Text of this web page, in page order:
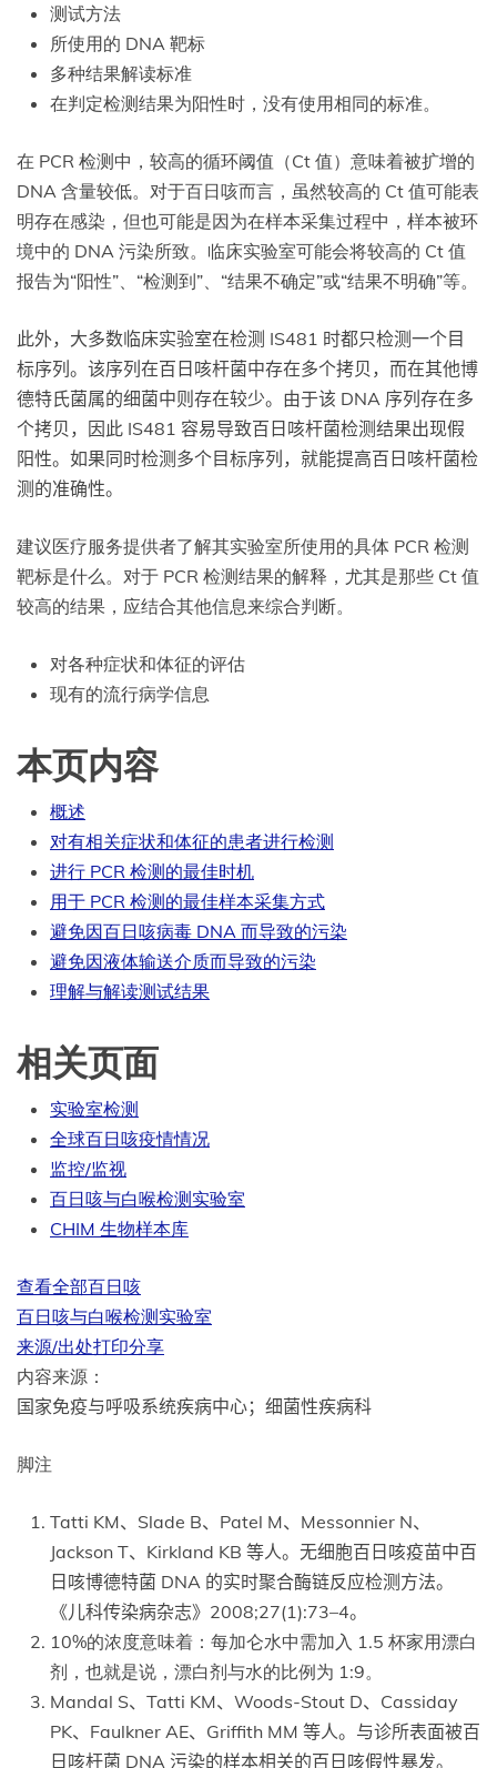
测试方法
所使用的 DNA 靶标
多种结果解读标准
在判定检测结果为阳性时，没有使用相同的标准。
在 PCR 检测中，较高的循环阈值（Ct 值）意味着被扩增的
DNA 含量较低。对于百日咳而言，虽然较高的 Ct 值可能表
明存在感染，但也可能是因为在样本采集过程中，样本被环
境中的 DNA 污染所致。临床实验室可能会将较高的 Ct 值
报告为“阳性”、“检测到”、“结果不确定”或“结果不明确”等。
此外，大多数临床实验室在检测 IS481 时都只检测一个目
标序列。该序列在百日咳杆菌中存在多个拷贝，而在其他博
德特氏菌属的细菌中则存在较少。由于该 DNA 序列存在多
个拷贝，因此 IS481 容易导致百日咳杆菌检测结果出现假
阳性。如果同时检测多个目标序列，就能提高百日咳杆菌检
测的准确性。
建议医疗服务提供者了解其实验室所使用的具体 PCR 检测
靶标是什么。对于 PCR 检测结果的解释，尤其是那些 Ct 值
较高的结果，应结合其他信息来综合判断。
对各种症状和体征的评估
现有的流行病学信息
本页内容
概述
对有相关症状和体征的患者进行检测
进行 PCR 检测的最佳时机
用于 PCR 检测的最佳样本采集方式
避免因百日咳病毒 DNA 而导致的污染
避免因液体输送介质而导致的污染
理解与解读测试结果
相关页面
实验室检测
全球百日咳疫情情况
监控/监视
百日咳与白喉检测实验室
CHIM 生物样本库
查看全部百日咳
百日咳与白喉检测实验室
来源/出处打印分享
内容来源：
国家免疫与呼吸系统疾病中心；细菌性疾病科
脚注
Tatti KM、Slade B、Patel M、Messonnier N、
Jackson T、Kirkland KB 等人。无细胞百日咳疫苗中百
日咳博德特菌 DNA 的实时聚合酶链反应检测方法。
《儿科传染病杂志》2008;27(1):73–4。
10%的浓度意味着：每加仑水中需加入 1.5 杯家用漂白
剂，也就是说，漂白剂与水的比例为 1:9。
Mandal S、Tatti KM、Woods-Stout D、Cassiday
PK、Faulkner AE、Griffith MM 等人。与诊所表面被百
日咳杆菌 DNA 污染的样本相关的百日咳假性暴发。